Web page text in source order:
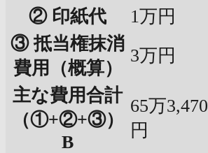
② 印紙代
1万円
③ 抵当権抹消
費用（概算）
3万円
主な費用合計
（①+②+③）
B
65万3,470
円